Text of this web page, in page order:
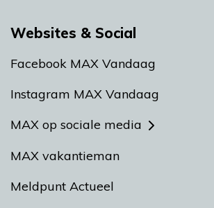
Websites & Social
Facebook MAX Vandaag
Instagram MAX Vandaag
MAX op sociale media
MAX vakantieman
Meldpunt Actueel